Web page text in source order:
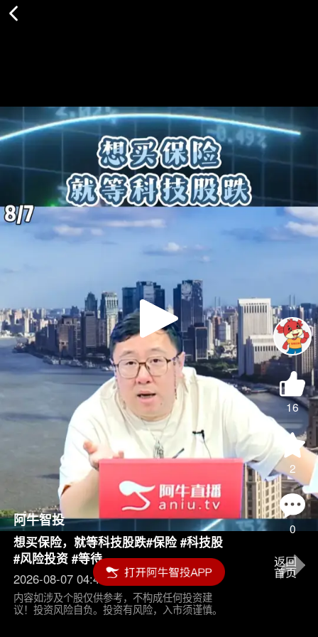
Play
Video
16
2
0
阿牛智投
想买保险，就等科技股跌#保险 #科技股
#风险投资 #等待
2026-08-07 04:45
内容如涉及个股仅供参考，不构成任何投资建
议！投资风险自负。投资有风险，入市须谨慎。